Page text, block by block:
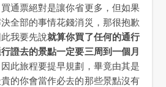
通票絕對是讓你省更多，但如果
全部的事情花錢消災，那很抱歉
我要先說就算你買了任何的通行
證去的景點一定要三周到一個月
此旅程要提早規劃，畢竟由其是
的你會當作必去的那些景點沒有